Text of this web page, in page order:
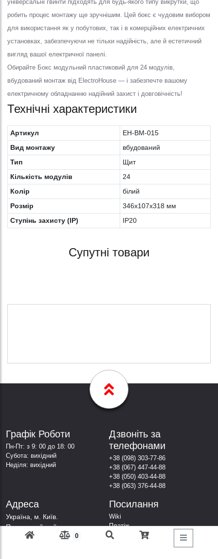
0
універсальні гвинти підходять для будь-якого типу викрутки, що
робить процес монтажу ще зручнішим. Цей бокс є чудовим вибором
для використання як у побутових, так і в комерційних електричних
установках, забезпечуючи не тільки надійність, але й естетичний
вигляд вашої електричної панелі.
Обирайте Бокс модульний пластиковий для 24 модулів,
вбудований монтаж від ElectroHouse — і забезпечте вашому
електричному обладнанню надійний захист і довговічність!
Технічні характеристики
Артикул
EH-BM-015
Вид монтажу
вбудований
Тип
Щит
Кількість модулів
24
Колiр
білий
Розмір
346х107х318 мм
Ступінь захисту (IP)
IP20
Супутні товари
Графік Роботи
Пн-Пт: з 9: 00 до 18: 00
Субота: вихідний
Неділя: вихідний
Дзвоніть за
телефонами
+38 (098) 303-77-86
+38 (067) 447-44-88
+38 (050) 403-44-88
+38 (063) 376-44-88
Адреса
Українa, м. Київ.
Печерський район, вул.
Саперне Поле, буд.12,
Посилання
Wiki
Платіж
Доставка